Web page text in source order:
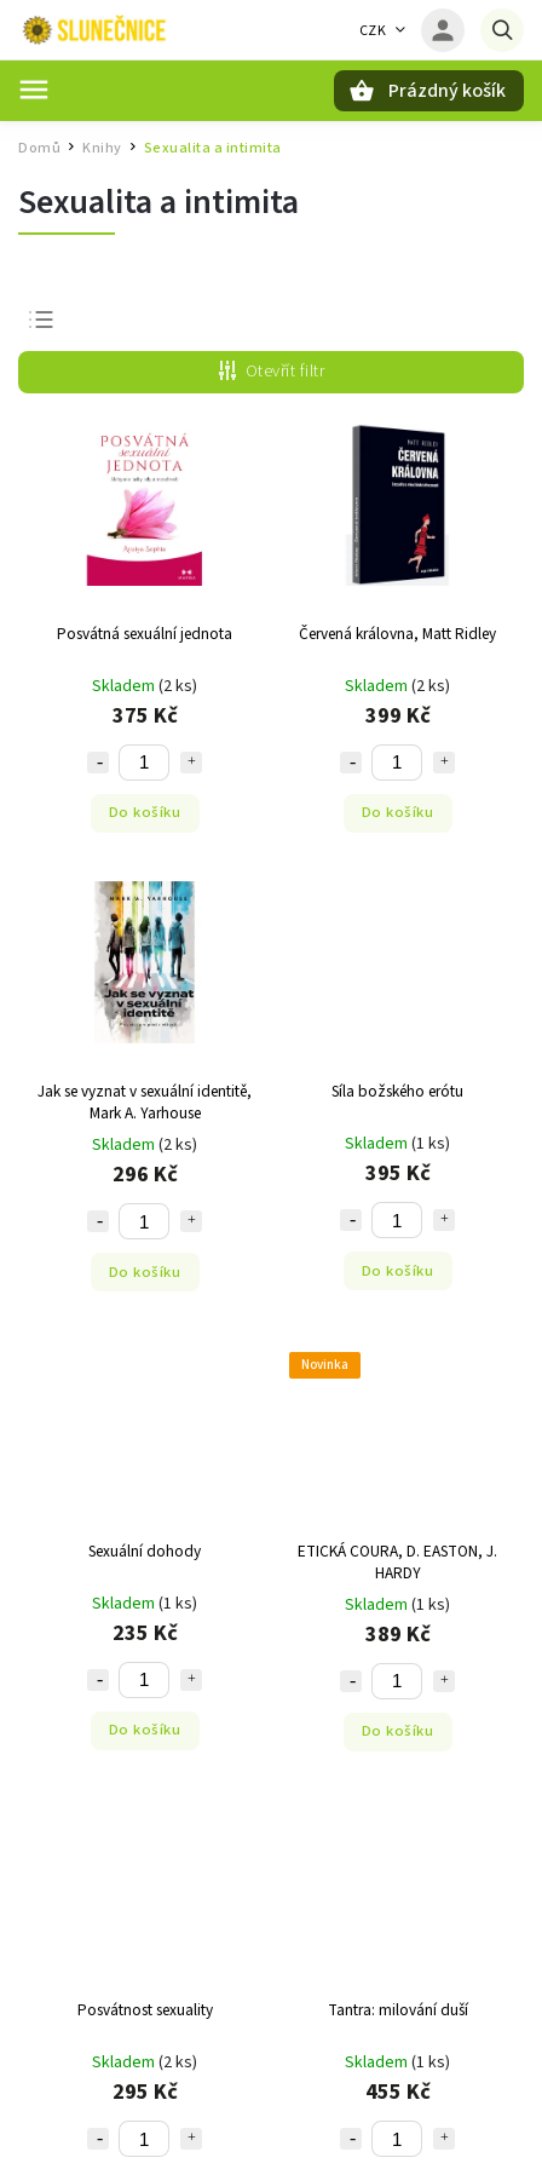
CZK
Prázdný košík
Domů / Knihy Sexualita a intimita
Sexualita a intimita
Nejprodávanější
Nejlevnější
Nejdražší
Abecedně
Otevřít filtr
Posvátná sexuální jednota
Skladem (2 ks)
375 Kč
Do košíku
Červená královna, Matt Ridley
Skladem (2 ks)
399 Kč
Do košíku
Jak se vyznat v sexuální identitě,
Mark A. Yarhouse
Skladem (2 ks)
296 Kč
Do košíku
Síla božského erótu
Skladem (1 ks)
395 Kč
Do košíku
Sexuální dohody
Skladem (1 ks)
235 Kč
Do košíku
Novinka
ETICKÁ COURA, D. EASTON, J.
HARDY
Skladem (1 ks)
389 Kč
Do košíku
Posvátnost sexuality
Skladem (2 ks)
295 Kč
Tantra: milování duší
Skladem (1 ks)
455 Kč